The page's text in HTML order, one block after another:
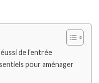
de l’entrée
pour aménager